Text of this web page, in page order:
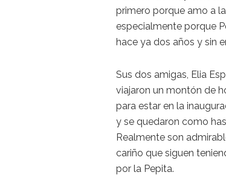
primero porque amo a
especialmente porque
hace ya dos años y sin
Sus dos amigas, Elia
viajaron un montón de
para estar en la
y se quedaron como
Realmente son
cariño que siguen
por la Pepita.